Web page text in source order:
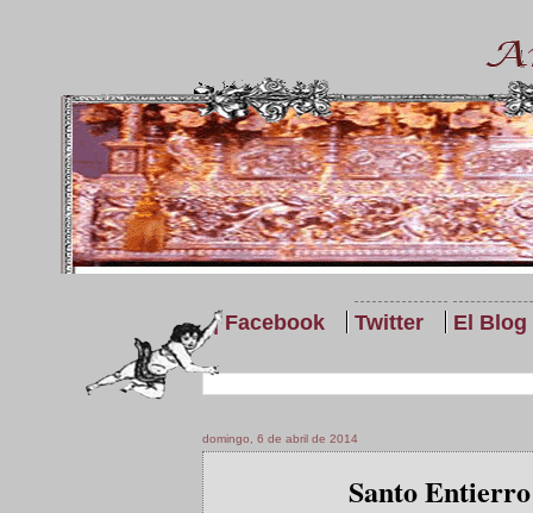
| Facebook Twitter El
domingo, 6 de abril de 2014
Santo